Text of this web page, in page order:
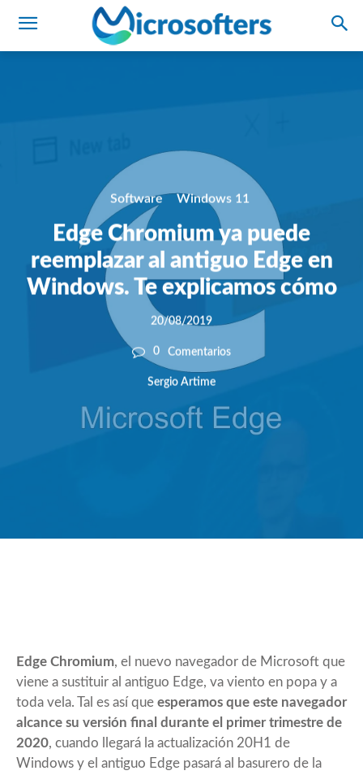
Software Windows 11
Edge Chromium ya puede
reemplazar al antiguo Edge en
Windows. Te explicamos cómo
20/08/2019
0 Comentarios
Sergio Artime
Edge Chromium, el nuevo navegador de Microsoft que
viene a sustituir al antiguo Edge, va viento en popa y a
toda vela. Tal es así que esperamos que este navegador
alcance su versión final durante el primer trimestre de
2020, cuando llegará la actualización 20H1 de
Windows y el antiguo Edge pasará al basurero de la